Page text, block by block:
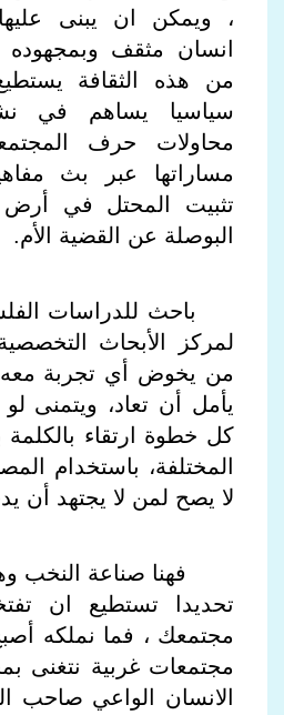
، ويمكن ان يبنى
انسان مثقف
من هذه الثقافة
سياسيا يساهم في
محاولات حرف
مساراتها عبر بث
تثبيت المحتل في
البوصلة عن القضية الأم.
باحث للدراسات
لمركز الأبحاث
من يخوض أي تجربة معه
يأمل أن تعاد، ويتمنى لو
كل خطوة ارتقاء بالكلمة
المختلفة، باستخدام
لا يصح لمن لا يجتهد أن
فهنا صناعة النخب
تحديدا تستطيع ان
مجتمعك ، فما نملكه
مجتمعات غربية نتغنى
الانسان الواعي صاحب